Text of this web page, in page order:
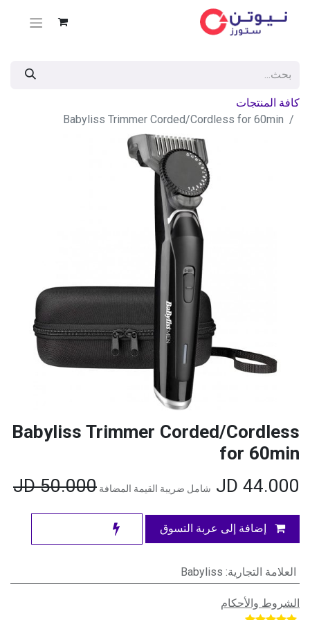
كافة المنتجات
Babyliss Trimmer Corded/Cordless for 60min
Babyliss Trimmer Corded/Cordless
for 60min
44.000
شامل ضريبة القيمة المضافة 50.000
JD
إضافة إلى عربة التسوق
العلامة التجارية:
Babyliss
الشروط والأحكام